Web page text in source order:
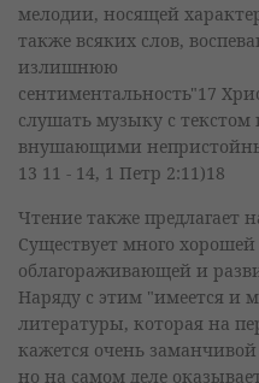
мелодии, носящей
также всяких слов,
излишнюю
сентиментальность"17
слушать музыку с текстом
внушающими
13 11 - 14, 1 Петр 2:11)18
Чтение также предлагает
Существует много
облагораживающей и
Наряду с этим "имеется и
литературы, которая на
кажется очень
но на самом деле